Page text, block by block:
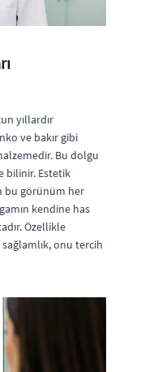
yıllardır
ve bakır gibi
Bu dolgu
bilinir. Estetik
bu görünüm her
kendine has
Özellikle
sağlamlık, onu tercih